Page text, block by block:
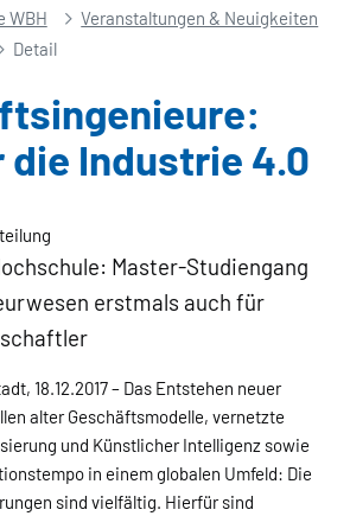
WBH
Veranstaltungen & Neuigkeiten
Detail
Industrie 4.0
Master-Studiengang
erstmals auch für
18.12.2017 – Das Entstehen neuer
alter Geschäftsmodelle, vernetzte
und Künstlicher Intelligenz sowie
in einem globalen Umfeld: Die
sind vielfältig. Hierfür sind